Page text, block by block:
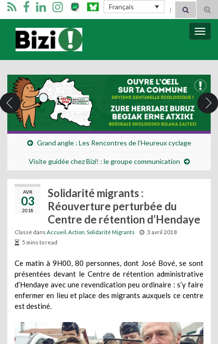
Français Search for:
Bizimugi
Grand angle : Les Rencontres de l’Heureux cyclage
Visite guidée chez Bizi! : le groupe communication
AVR
03
2018
Solidarité migrants :
Réouverture perturbée du
Centre de rétention d’Hendaye
Classé dans Accueil Action Solidarité Migrants
3 avril 2018
5 mins to read
Ce matin à 9H00, 80 personnes, dont José Bové, se sont
présentées devant le Centre de rétention administrative
d’Hendaye avec une revendication peu ordinaire : s’y faire
enfermer en lieu et place des migrants auxquels ce centre
est destiné.